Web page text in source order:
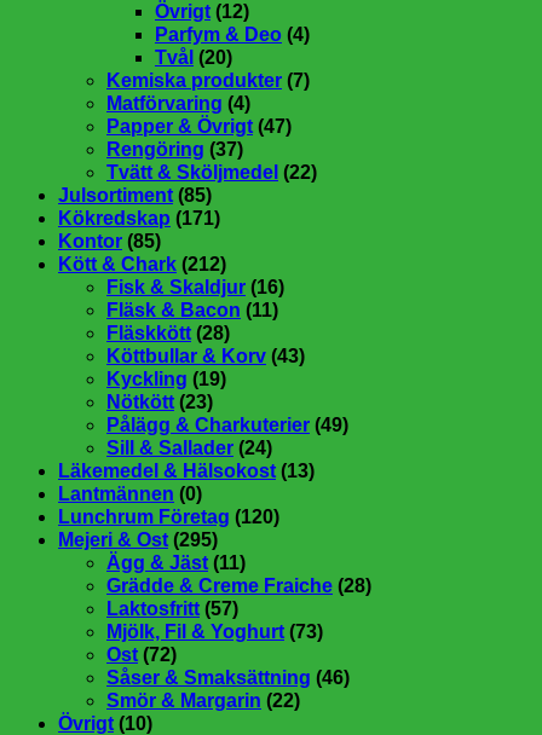
Övrigt (12)
Parfym & Deo (4)
Tvål (20)
Kemiska produkter (7)
Matförvaring (4)
Papper & Övrigt (47)
Rengöring (37)
Tvätt & Sköljmedel (22)
Julsortiment (85)
Kökredskap (171)
Kontor (85)
Kött & Chark (212)
Fisk & Skaldjur (16)
Fläsk & Bacon (11)
Fläskkött (28)
Köttbullar & Korv (43)
Kyckling (19)
Nötkött (23)
Pålägg & Charkuterier (49)
Sill & Sallader (24)
Läkemedel & Hälsokost (13)
Lantmännen (0)
Lunchrum Företag (120)
Mejeri & Ost (295)
Ägg & Jäst (11)
Grädde & Creme Fraiche (28)
Laktosfritt (57)
Mjölk, Fil & Yoghurt (73)
Ost (72)
Såser & Smaksättning (46)
Smör & Margarin (22)
Övrigt (10)